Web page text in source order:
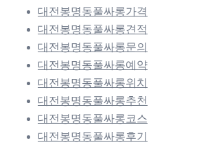
대전봉명동풀싸롱가격
대전봉명동풀싸롱견적
대전봉명동풀싸롱문의
대전봉명동풀싸롱예약
대전봉명동풀싸롱위치
대전봉명동풀싸롱추천
대전봉명동풀싸롱코스
대전봉명동풀싸롱후기